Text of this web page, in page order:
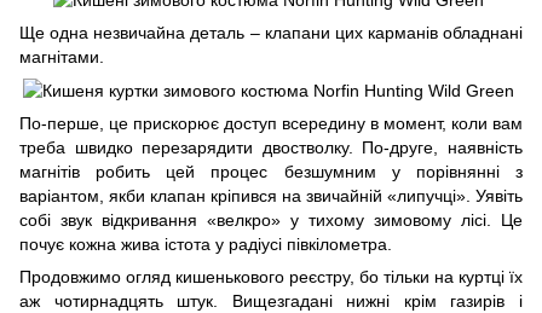
Ще одна незвичайна деталь – клапани цих карманів обладнані
магнітами.
По-перше, це прискорює доступ всередину в момент, коли вам
треба швидко перезарядити двостволку. По-друге, наявність
магнітів робить цей процес безшумним у порівнянні з
варіантом, якби клапан кріпився на звичайній «липучці». Уявіть
собі звук відкривання «велкро» у тихому зимовому лісі. Це
почує кожна жива істота у радіусі півкілометра.
Продовжимо огляд кишенькового реєстру, бо тільки на куртці їх
аж чотирнадцять штук. Вищезгадані нижні крім газирів і